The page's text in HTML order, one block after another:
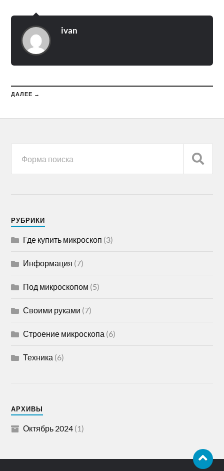
ivan
ДАЛЕЕ →
РУБРИКИ
Где купить микроскоп (3)
Информация (7)
Под микроскопом (5)
Своими руками (7)
Строение микроскопа (6)
Техника (6)
АРХИВЫ
Октябрь 2024 (1)